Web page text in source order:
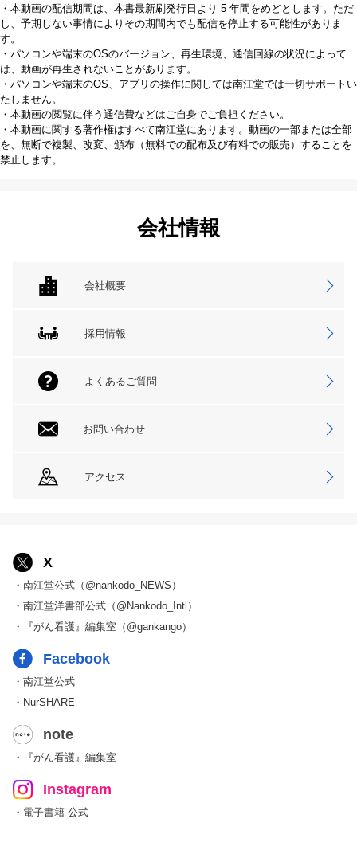
・本動画の配信期間は、本書最新刷発行日より 5 年間をめどとします。ただ
し、予期しない事情によりその期間内でも配信を停止する可能性がありま
す。
・パソコンや端末のOSのバージョン、再生環境、通信回線の状況によって
は、動画が再生されないことがあります。
・パソコンや端末のOS、アプリの操作に関しては南江堂では一切サポートい
たしません。
・本動画の閲覧に伴う通信費などはご自身でご負担ください。
・本動画に関する著作権はすべて南江堂にあります。動画の一部または全部
を、無断で複製、改変、頒布（無料での配布及び有料での販売）することを
禁止します。
会社情報
会社概要
採用情報
よくあるご質問
お問い合わせ
アクセス
X
・南江堂公式（@nankodo_NEWS）
・南江堂洋書部公式（@Nankodo_Intl）
・『がん看護』編集室（@gankango）
Facebook
・南江堂公式
・NurSHARE
note
・『がん看護』編集室
Instagram
・電子書籍 公式